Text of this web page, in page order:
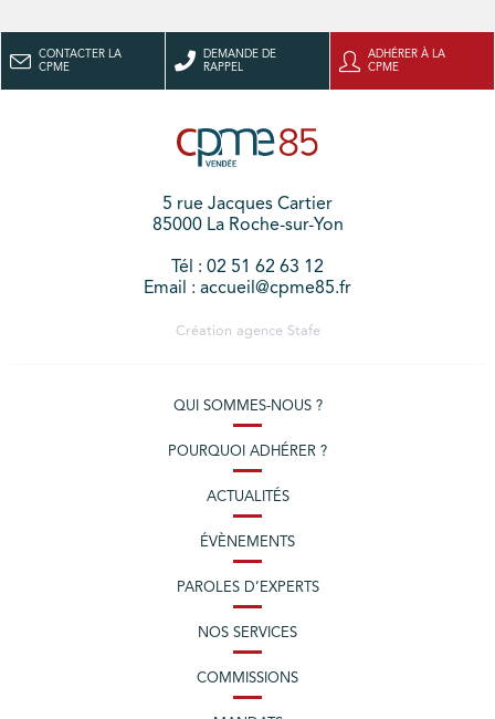
CONTACTER LA
CPME
DEMANDE DE
RAPPEL
ADHÉRER À LA
CPME
5 rue Jacques Cartier
85000 La Roche-sur-Yon
Tél : 02 51 62 63 12
Email : accueil@cpme85.fr
Création agence Stafe
QUI SOMMES-NOUS ?
POURQUOI ADHÉRER ?
ACTUALITÉS
ÉVÈNEMENTS
PAROLES D’EXPERTS
NOS SERVICES
COMMISSIONS